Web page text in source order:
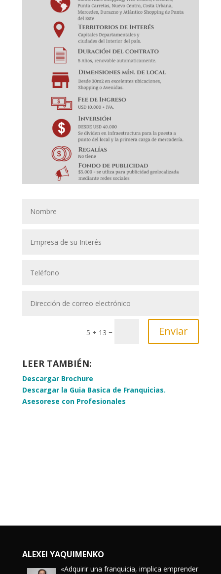
5 + 13 = Enviar
LEER TAMBIÉN:
Descargar Brochure
Descargar la Guia Basica de Franquicias.
Asesorese con Profesionales
ALEXEI YAQUIMENKO
«Adquirir una franquicia, implica emprender